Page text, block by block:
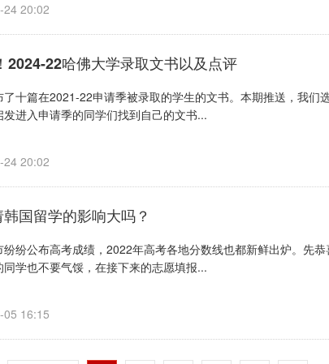
24 20:02
2024-22哈佛大学录取文书以及点评
十篇在2021-22申请季被录取的学生的文书。本期推送，我们
进入申请季的同学们找到自己的文书...
24 20:02
国留学的影响大吗？
纷公布高考成绩，2022年高考各地分数线也都新鲜出炉。先
学也不要气馁，在接下来的志愿填报...
05 16:15